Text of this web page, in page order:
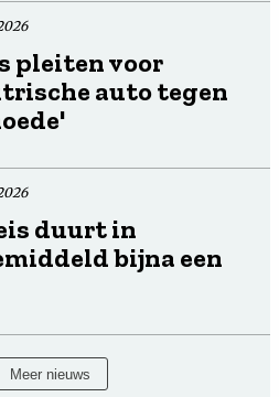
pleiten voor
auto tegen
duurt in
bijna een
Meer nieuws